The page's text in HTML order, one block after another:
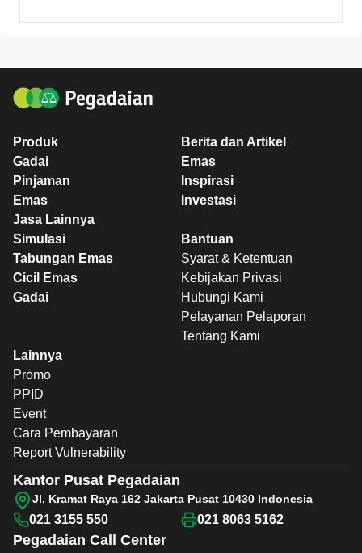
Produk
Gadai
Pinjaman
Emas
Jasa Lainnya
Berita dan Artikel
Emas
Inspirasi
Investasi
Simulasi
Tabungan Emas
Cicil Emas
Gadai
Bantuan
Syarat & Ketentuan
Kebijakan Privasi
Hubungi Kami
Pelayanan Pelaporan
Tentang Kami
Lainnya
Promo
PPID
Event
Cara Pembayaran
Report Vulnerability
Pegadaian Call Center
Kantor Pusat Pegadaian
Jl. Kramat Raya 162 Jakarta Pusat 10430 Indonesia
021 3155 550 021 8063 5162